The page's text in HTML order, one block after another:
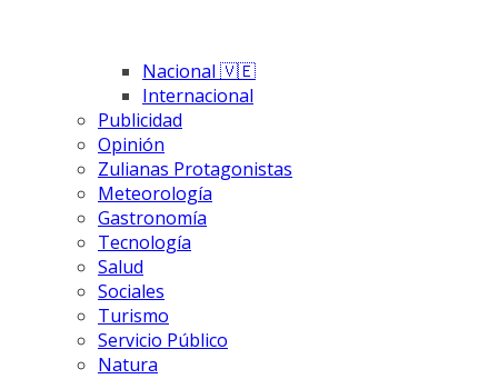
Nacional 🇻🇪
Internacional
Publicidad
Opinión
Zulianas Protagonistas
Meteorología
Gastronomía
Tecnología
Salud
Sociales
Turismo
Servicio Público
Natura